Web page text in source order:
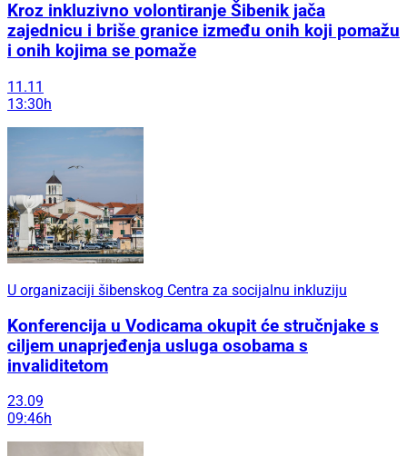
Kroz inkluzivno volontiranje Šibenik jača
zajednicu i briše granice između onih koji pomažu
i onih kojima se pomaže
11.11
13:30h
U organizaciji šibenskog Centra za socijalnu inkluziju
Konferencija u Vodicama okupit će stručnjake s
ciljem unaprjeđenja usluga osobama s
invaliditetom
23.09
09:46h